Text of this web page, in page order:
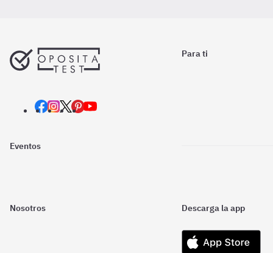
Para ti
Eventos
Nosotros Descarga la app